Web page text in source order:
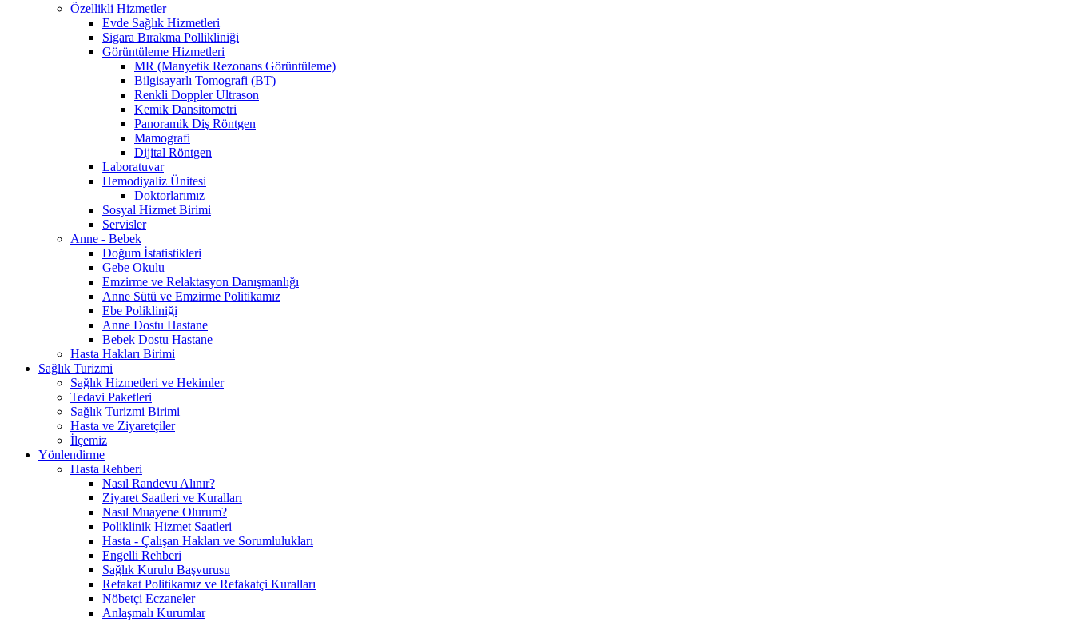
Özellikli Hizmetler
Evde Sağlık Hizmetleri
Sigara Bırakma Pollikliniği
Görüntüleme Hizmetleri
MR (Manyetik Rezonans Görüntüleme)
Bilgisayarlı Tomografi (BT)
Renkli Doppler Ultrason
Kemik Dansitometri
Panoramik Diş Röntgen
Mamografi
Dijital Röntgen
Laboratuvar
Hemodiyaliz Ünitesi
Doktorlarımız
Sosyal Hizmet Birimi
Servisler
Anne - Bebek
Doğum İstatistikleri
Gebe Okulu
Emzirme ve Relaktasyon Danışmanlığı
Anne Sütü ve Emzirme Politikamız
Ebe Polikliniği
Anne Dostu Hastane
Bebek Dostu Hastane
Hasta Hakları Birimi
Sağlık Turizmi
Sağlık Hizmetleri ve Hekimler
Tedavi Paketleri
Sağlık Turizmi Birimi
Hasta ve Ziyaretçiler
İlçemiz
Yönlendirme
Hasta Rehberi
Nasıl Randevu Alınır?
Ziyaret Saatleri ve Kuralları
Nasıl Muayene Olurum?
Poliklinik Hizmet Saatleri
Hasta - Çalışan Hakları ve Sorumlulukları
Engelli Rehberi
Sağlık Kurulu Başvurusu
Refakat Politikamız ve Refakatçi Kuralları
Nöbetçi Eczaneler
Anlaşmalı Kurumlar